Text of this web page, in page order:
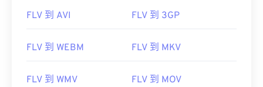
FLV 到 AVI FLV 到 3GP
FLV 到 WEBM FLV 到 MKV
FLV 到 WMV FLV 到 MOV